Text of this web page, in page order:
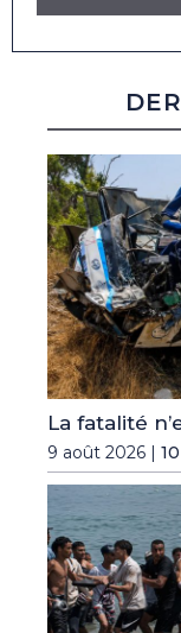
La fatalité
9 août 2026 |